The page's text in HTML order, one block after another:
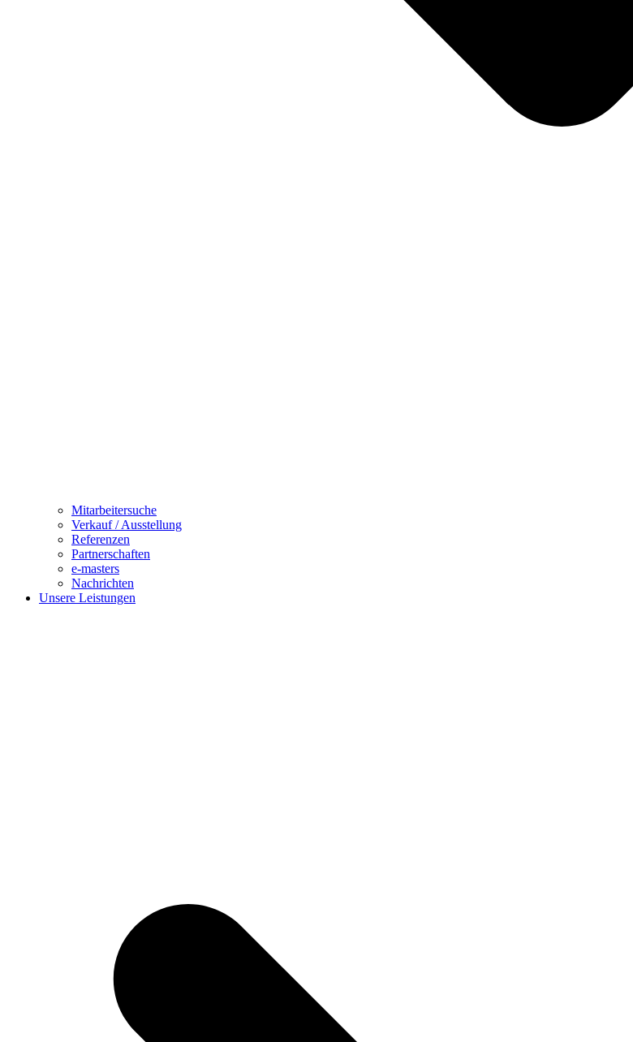
Mitarbeitersuche
Verkauf / Ausstellung
Referenzen
Partnerschaften
e-masters
Nachrichten
Unsere Leistungen